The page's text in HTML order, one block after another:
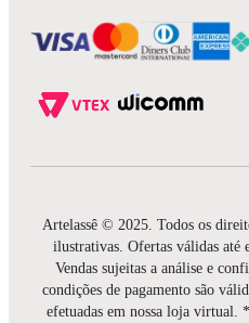
Artelassê © 2025. Todos os
ilustrativas. Ofertas válidas até
Vendas sujeitas a análise e
condições de pagamento são
efetuadas em nossa loja virtual.